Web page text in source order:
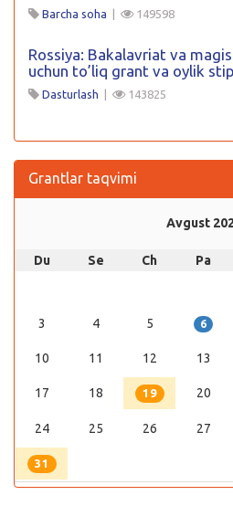
Barcha soha | 149598
Rossiya: Bakalavriat va
uchun to’liq grant va oylik
Dasturlash | 143825
Grantlar taqvimi
Avgust
Du Se Ch Pa
3 4 5 6
10 11 12 13
17 18 19 20
24 25 26 27
31